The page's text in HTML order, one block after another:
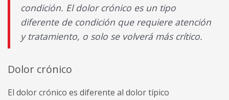
condición. El dolor crónico es un tipo
diferente de condición que requiere atención
y tratamiento, o solo se volverá más crítico.
Dolor crónico
El dolor crónico es diferente al dolor típico